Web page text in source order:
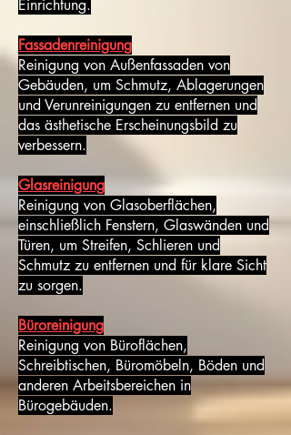
Einrichtung.
Fassadenreinigung
Reinigung von Außenfassaden von
Gebäuden, um Schmutz, Ablagerungen
und Verunreinigungen zu entfernen und
das ästhetische Erscheinungsbild zu
verbessern.
Glasreinigung
Reinigung von Glasoberflächen,
einschließlich Fenstern, Glaswänden und
Türen, um Streifen, Schlieren und
Schmutz zu entfernen und für klare Sicht
zu sorgen.
Büroreinigung
Reinigung von Büroflächen,
Schreibtischen, Büromöbeln, Böden und
anderen Arbeitsbereichen in
Bürogebäuden.